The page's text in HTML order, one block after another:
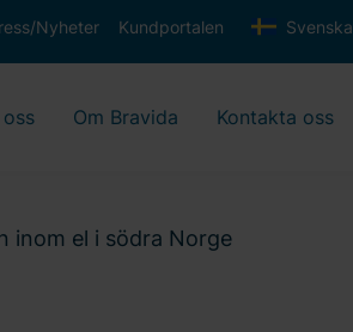
Nyheter Kundportalen Svenska
Om Bravida Kontakta oss
inom el i södra Norge